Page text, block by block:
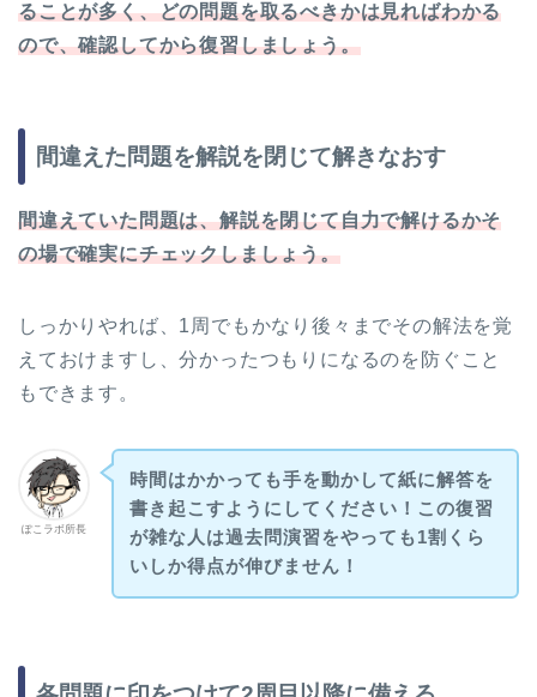
ることが多く、どの問題を取るべきかは見ればわかる
ので、確認してから復習しましょう。
間違えた問題を解説を閉じて解きなおす
間違えていた問題は、解説を閉じて自力で解けるかそ
の場で確実にチェックしましょう。
しっかりやれば、1周でもかなり後々までその解法を覚
えておけますし、分かったつもりになるのを防ぐこと
もできます。
ぽこラボ所長
時間はかかっても手を動かして紙に解答を
書き起こすようにしてください！この復習
が雑な人は過去問演習をやっても1割くら
いしか得点が伸びません！